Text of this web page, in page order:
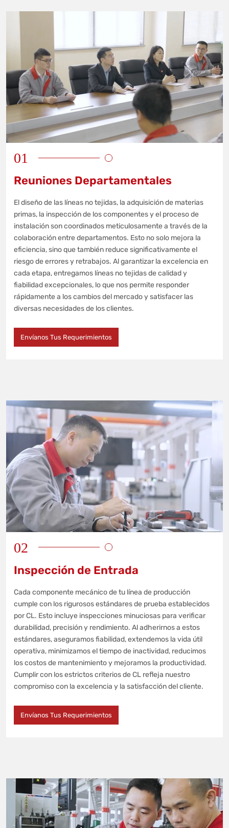
01
Reuniones Departamentales
El diseño de las líneas no tejidas, la adquisición de materias
primas, la inspección de los componentes y el proceso de
instalación son coordinados meticulosamente a través de la
colaboración entre departamentos. Esto no solo mejora la
eficiencia, sino que también reduce significativamente el
riesgo de errores y retrabajos. Al garantizar la excelencia en
cada etapa, entregamos líneas no tejidas de calidad y
fiabilidad excepcionales, lo que nos permite responder
rápidamente a los cambios del mercado y satisfacer las
diversas necesidades de los clientes.
Envíanos Tus Requerimientos
02
Inspección de Entrada
Cada componente mecánico de tu línea de producción
cumple con los rigurosos estándares de prueba establecidos
por CL. Esto incluye inspecciones minuciosas para verificar
durabilidad, precisión y rendimiento. Al adherirnos a estos
estándares, aseguramos fiabilidad, extendemos la vida útil
operativa, minimizamos el tiempo de inactividad, reducimos
los costos de mantenimiento y mejoramos la productividad.
Cumplir con los estrictos criterios de CL refleja nuestro
compromiso con la excelencia y la satisfacción del cliente.
Envíanos Tus Requerimientos